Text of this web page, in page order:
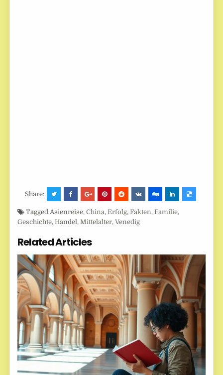
Share:
Tagged Asienreise,China,Erfolg,Fakten,Familie,
Geschichte, Handel, Mittelalter,Venedig
Related Articles